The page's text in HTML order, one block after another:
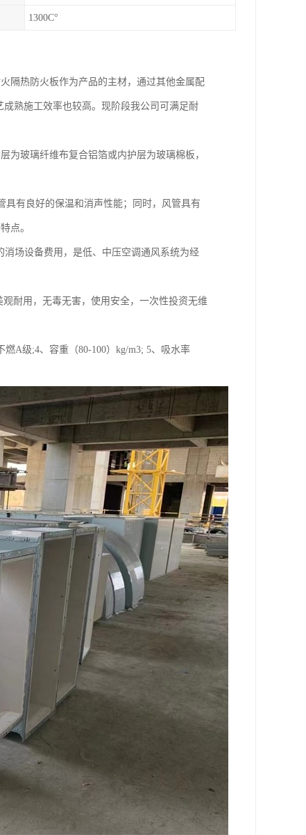
1300C°
隔热防火板作为产品的主材，通过其他金属配
熟施工效率也较高。现阶段我公司可满足耐
为玻璃纤维布复合铝箔或内护层为玻璃棉板，
有良好的保温和消声性能；同时，风管具有
点。
场设备费用，是低、中压空调通风系统为经
耐用，无毒无害，使用安全，一次性投资无维
A级;4、容重（80-100）kg/m3; 5、吸水率